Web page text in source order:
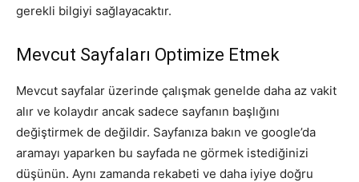
gerekli bilgiyi sağlayacaktır.
Mevcut Sayfaları Optimize Etmek
Mevcut sayfalar üzerinde çalışmak genelde daha az vakit
alır ve kolaydır ancak sadece sayfanın başlığını
değiştirmek de değildir. Sayfanıza bakın ve google’da
aramayı yaparken bu sayfada ne görmek istediğinizi
düşünün. Aynı zamanda rekabeti ve daha iyiye doğru